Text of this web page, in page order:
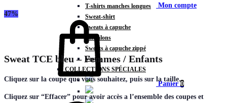
T-shirts manches longues
Sweat-shirt
Sweats à capuche
Pantalons
Sweats à capuche zippé
Vestes
COLLECTIONS SPÉCIALES
Mon compte
Panier 0
47%
Sweat TCE bleu – Femmes / Enfants
Cliquez sur la coupe que vous souhaitez, puis sur la taille.
Cliquez sur “Effacer” pour avoir accès a l’ensemble des coupes et